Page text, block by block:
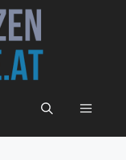
Menü